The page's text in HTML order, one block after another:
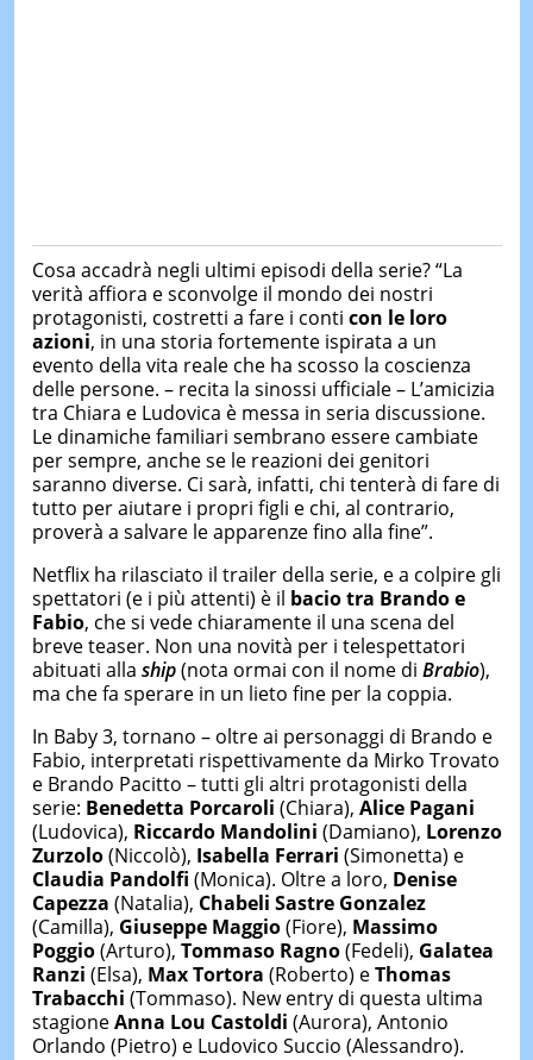
Cosa accadrà negli ultimi episodi della serie? “La
verità affiora e sconvolge il mondo dei nostri
protagonisti, costretti a fare i conti con le loro
azioni, in una storia fortemente ispirata a un
evento della vita reale che ha scosso la coscienza
delle persone. – recita la sinossi ufficiale – L’amicizia
tra Chiara e Ludovica è messa in seria discussione.
Le dinamiche familiari sembrano essere cambiate
per sempre, anche se le reazioni dei genitori
saranno diverse. Ci sarà, infatti, chi tenterà di fare di
tutto per aiutare i propri figli e chi, al contrario,
proverà a salvare le apparenze fino alla fine”.
Netflix ha rilasciato il trailer della serie, e a colpire gli
spettatori (e i più attenti) è il bacio tra Brando e
Fabio, che si vede chiaramente il una scena del
breve teaser. Non una novità per i telespettatori
abituati alla ship(nota ormai con il nome di Brabio),
ma che fa sperare in un lieto fine per la coppia.
In Baby 3, tornano – oltre ai personaggi di Brando e
Fabio, interpretati rispettivamente da Mirko Trovato
e Brando Pacitto – tutti gli altri protagonisti della
serie: Benedetta Porcaroli (Chiara), Alice Pagani
(Ludovica), Riccardo Mandolini (Damiano), Lorenzo
Zurzolo(Niccolò), Isabella Ferrari (Simonetta) e
Claudia Pandolfi (Monica). Oltre a loro, Denise
Capezza (Natalia), Chabeli Sastre Gonzalez
(Camilla), Giuseppe Maggio(Fiore), Massimo
Poggio(Arturo), Tommaso Ragno(Fedeli), Galatea
Ranzi (Elsa), Max Tortora (Roberto) eThomas
Trabacchi (Tommaso). New entry di questa ultima
stagioneAnna Lou Castoldi (Aurora), Antonio
Orlando (Pietro) e Ludovico Succio (Alessandro).